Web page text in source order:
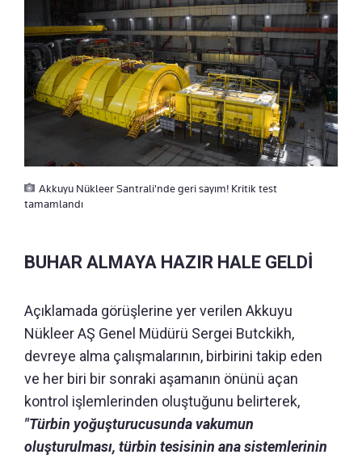
Akkuyu Nükleer Santrali'nde geri sayım! Kritik test
tamamlandı
BUHAR ALMAYA HAZIR HALE GELDİ
Açıklamada görüşlerine yer verilen Akkuyu
Nükleer AŞ Genel Müdürü Sergei Butckikh,
devreye alma çalışmalarının, birbirini takip eden
ve her biri bir sonraki aşamanın önünü açan
kontrol işlemlerinden oluştuğunu belirterek,
"Türbin yoğuşturucusunda vakumun
oluşturulması, türbin tesisinin ana sistemlerinin